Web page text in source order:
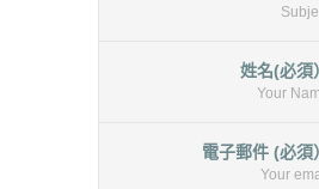
姓名(必須
Your
電子郵件 (必須
Your